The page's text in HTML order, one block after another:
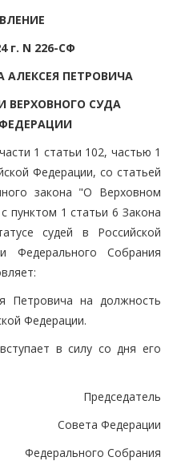
г. N 226-СФ
АЛЕКСЕЯ ПЕТРОВИЧА
ВЕРХОВНОГО СУДА
1 статьи 102, частью 1
Федерации, со статьей
закона "О Верховном
пунктом 1 статьи 6 Закона
судей в Российской
Федерального Собрания
Петровича на должность
Федерации.
в силу со дня его
Председатель
Совета Федерации
Федерального Собрания